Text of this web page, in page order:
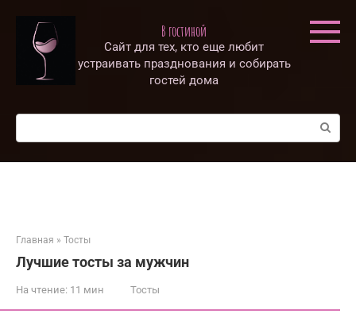
контенту
В гостиной
Сайт для тех, кто еще любит
устраивать празднования и собирать
гостей дома
Поиск:
Главная » Тосты
Лучшие тосты за мужчин
На чтение: 11 мин Тосты